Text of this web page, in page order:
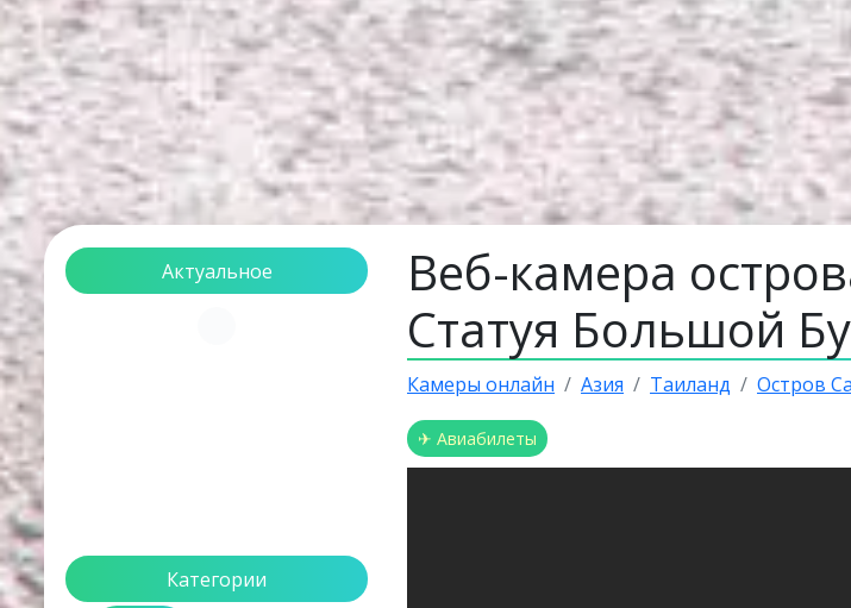
Актуальное
Категории
Веб-камера
Статуя Большой
Камеры онлайн Азия Таиланд Остров
✈ Авиабилеты